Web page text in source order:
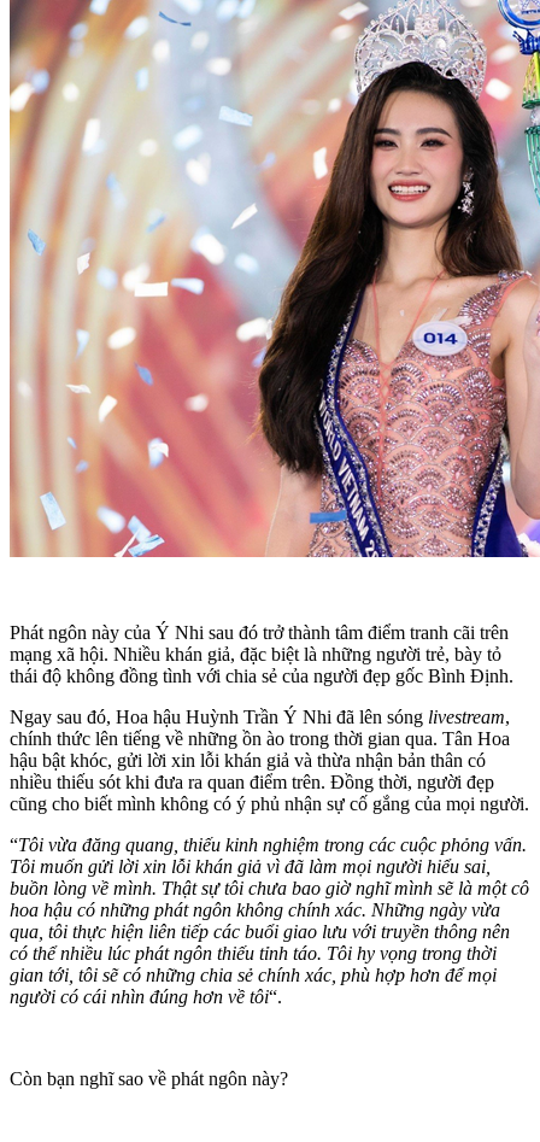
Phát ngôn này của Ý Nhi sau đó trở thành tâm điểm tranh cãi trên
mạng xã hội. Nhiều khán giả, đặc biệt là những người trẻ, bày tỏ
thái độ không đồng tình với chia sẻ của người đẹp gốc Bình Định.
Ngay sau đó, Hoa hậu Huỳnh Trần Ý Nhi đã lên sóng livestream,
chính thức lên tiếng về những ồn ào trong thời gian qua. Tân Hoa
hậu bật khóc, gửi lời xin lỗi khán giả và thừa nhận bản thân có
nhiều thiếu sót khi đưa ra quan điểm trên. Đồng thời, người đẹp
cũng cho biết mình không có ý phủ nhận sự cố gắng của mọi người.
“Tôi vừa đăng quang, thiếu kinh nghiệm trong các cuộc phỏng vấn.
Tôi muốn gửi lời xin lỗi khán giả vì đã làm mọi người hiểu sai,
buồn lòng về mình. Thật sự tôi chưa bao giờ nghĩ mình sẽ là một cô
hoa hậu có những phát ngôn không chính xác. Những ngày vừa
qua, tôi thực hiện liên tiếp các buổi giao lưu với truyền thông nên
có thể nhiều lúc phát ngôn thiếu tỉnh táo. Tôi hy vọng trong thời
gian tới, tôi sẽ có những chia sẻ chính xác, phù hợp hơn để mọi
người có cái nhìn đúng hơn về tôi“.
Còn bạn nghĩ sao về phát ngôn này?